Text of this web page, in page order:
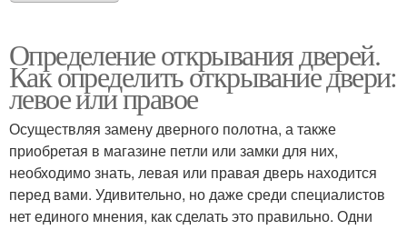
Определение открывания дверей.
Как определить открывание двери:
левое или правое
Осуществляя замену дверного полотна, а также
приобретая в магазине петли или замки для них,
необходимо знать, левая или правая дверь находится
перед вами. Удивительно, но даже среди специалистов
нет единого мнения, как сделать это правильно. Одни